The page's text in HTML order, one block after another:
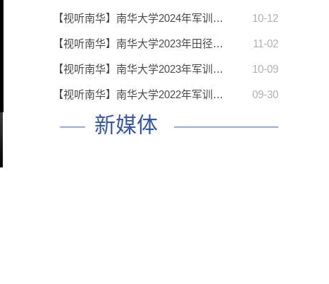
【视听南华】南华大学2024年军训… 10-12
【视听南华】南华大学2023年田径… 11-02
【视听南华】南华大学2023年军训… 10-09
【视听南华】南华大学2022年军训… 09-30
新媒体